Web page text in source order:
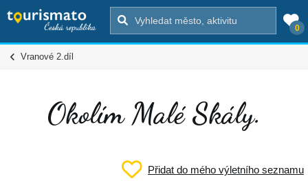
0
Vranové 2.díl
Okolím Malé Skály.
Přidat do mého výletního seznamu